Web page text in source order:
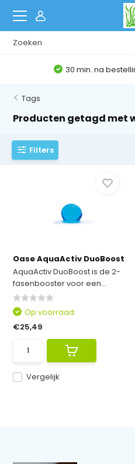
30 min. na
Tags
Producten getagd met
Filters
Oase AquaActiv DuoBoost
AquaActiv DuoBoost is de 2-
fasenbooster voor een...
Vergelijk
Op voorraad
€25,49